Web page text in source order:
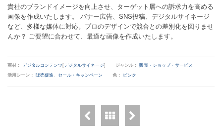
貴社のブランドイメージを向上させ、ターゲット層への訴求力を高める
画像を作成いたします。 バナー広告、SNS投稿、デジタルサイネージ
など、多様な媒体に対応。プロのデザインで競合との差別化を図りませ
んか？ ご要望に合わせて、最適な画像を作成いたします。
商材： デジタルコンテンツ[デジタルサイネージ] ジャンル： 販売・ショップ・サービス
活用シーン： 販売促進、 セール・キャンペーン 色： ピンク